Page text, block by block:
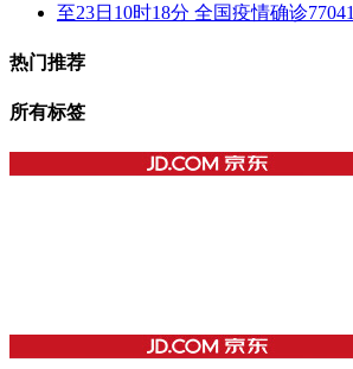
至23日10时18分 全国疫情确诊
热门推荐
所有标签